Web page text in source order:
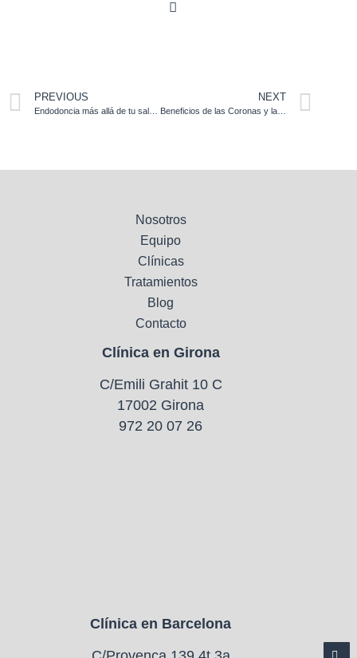
PREVIOUS NEXT
Nosotros
Equipo
Clínicas
Tratamientos
Blog
Contacto
Clínica en Girona
C/Emili Grahit 10 C
17002 Girona
972 20 07 26
Clínica en Barcelona